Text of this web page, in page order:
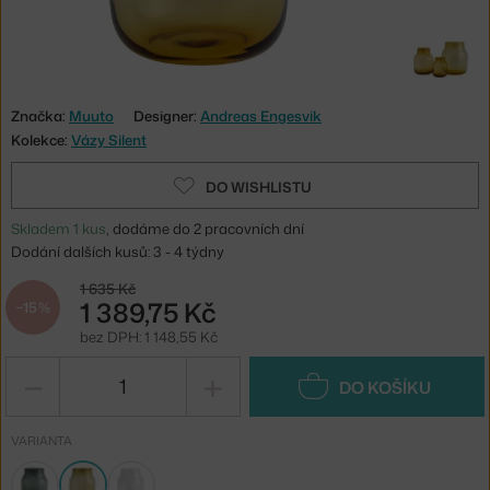
Značka: Muuto Designer: Andreas Engesvik
Kolekce: Vázy Silent
DO WISHLISTU
Skladem 1 kus, dodáme do 2 pracovních dní
Dodání dalších kusů: 3 - 4 týdny
−15 %
1 635 Kč
1 389,75 Kč
bez DPH: 1 148,55 Kč
DO KOŠÍKU
VARIANTA